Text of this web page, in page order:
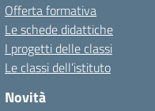
Offerta formativa
Le schede didattiche
I progetti delle classi
Le classi dell’istituto
Novità